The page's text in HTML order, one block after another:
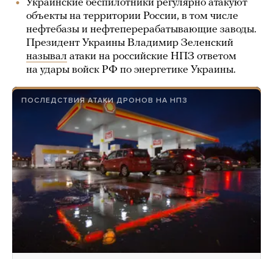
Украинские беспилотники регулярно атакуют
объекты на территории России, в том числе
нефтебазы и нефтеперерабатывающие заводы.
Президент Украины Владимир Зеленский
называл атаки на российские НПЗ ответом
на удары войск РФ по энергетике Украины.
ПОСЛЕДСТВИЯ АТАКИ ДРОНОВ НА НПЗ